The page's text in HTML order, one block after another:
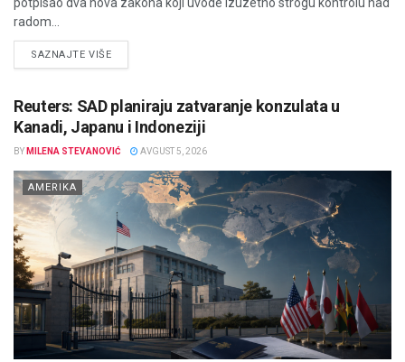
radom...
SAZNAJTE VIŠEDETAILS
Reuters: SAD planiraju zatvaranje konzulata u
Kanadi, Japanu i Indoneziji
BY MILENA STEVANOVIĆ AVGUST 5, 2026
AMERIKA